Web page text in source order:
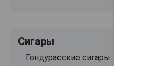
Сигары
Гондурасские сигары